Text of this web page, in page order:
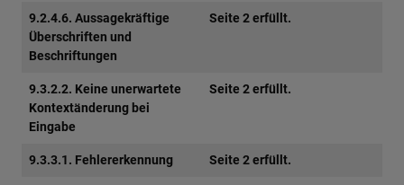
9.2.4.6. Aussagekräftige
Überschriften und
Beschriftungen
Seite 2 erfüllt.
9.3.2.2. Keine unerwartete
Kontextänderung bei
Eingabe
Seite 2 erfüllt.
9.3.3.1. Fehlererkennung Seite 2 erfüllt.